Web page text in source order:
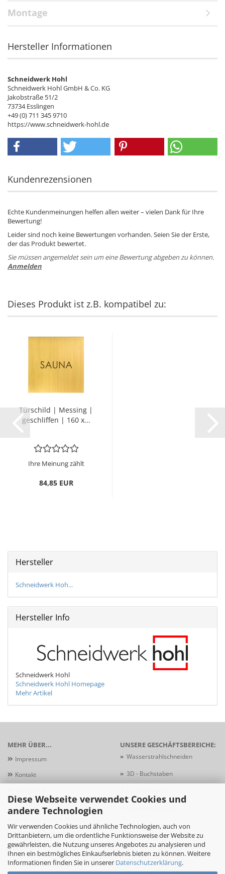
Diese Webseite verwendet Cookies und
andere Technologien
Wir verwenden Cookies und ähnliche Technologien, auch von
Drittanbietern, um die ordentliche Funktionsweise der Website zu
gewährleisten, die Nutzung unseres Angebotes zu analysieren und
Ihnen ein bestmögliches Einkaufserlebnis bieten zu können. Weitere
Informationen finden Sie in unserer Datenschutzerklärung.
Montage
Hersteller Informationen
Schneidwerk Hohl
Schneidwerk Hohl GmbH & Co. KG
Jakobstraße 51/2
73734 Esslingen
+49 (0) 711 345 9710
https://www.schneidwerk-hohl.de
Kundenrezensionen
Echte Kundenmeinungen helfen allen weiter – vielen Dank für Ihre
Bewertung!
Leider sind noch keine Bewertungen vorhanden. Seien Sie der Erste,
der das Produkt bewertet.
Sie müssen angemeldet sein um eine Bewertung abgeben zu können.
Anmelden
Dieses Produkt ist z.B. kompatibel zu:
Tür­schild | Mes­sing |
ge­schlif­fen | 160 x...
Ihre Meinung zählt
84,85 EUR
Hersteller
Schneidwerk Hoh...
Hersteller Info
Schneidwerk Hohl
Schneidwerk Hohl Homepage
Mehr Artikel
MEHR ÜBER...
Impressum
Kontakt
Zahlungsbedingungen
Widerrufsformular
AGB
Privatsphäre und Datenschutz
UNSERE GESCHÄFTSBEREICHE:
» Wasserstrahlschneiden
» 3D - Buchstaben
»Schildersysteme